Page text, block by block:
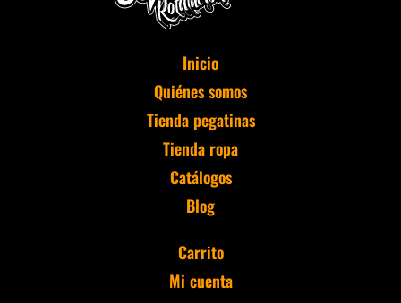
Inicio
Quiénes somos
Tienda pegatinas
Tienda ropa
Catálogos
Blog
Carrito
Mi cuenta